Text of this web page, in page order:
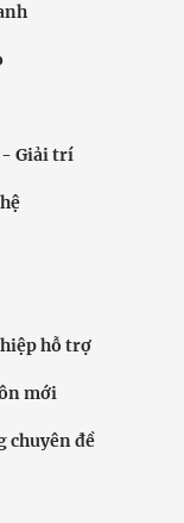
- Giải trí
hỗ trợ
mới
chuyên đề